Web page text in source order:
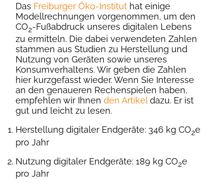
Das Freiburger Öko-Institut hat einige
Modellrechnungen vorgenommen, um den
CO2-Fußabdruck unseres digitalen Lebens
zu ermitteln. Die dabei verwendeten Zahlen
stammen aus Studien zu Herstellung und
Nutzung von Geräten sowie unseres
Konsumverhaltens. Wir geben die Zahlen
hier kurzgefasst wieder. Wenn Sie Interesse
an den genaueren Rechenspielen haben,
empfehlen wir Ihnen den Artikeldazu. Er ist
gut und leicht zu lesen.
Herstellung digitaler Endgeräte: 346 kg CO2e
pro Jahr
Nutzung digitaler Endgeräte: 189 kg CO2e
pro Jahr